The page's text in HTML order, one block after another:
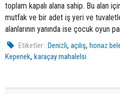
toplam kapalı alana sahip. Bu alan
mutfak ve bir adet iş yeri ve
alanlarının yanında ise çocuk oyun
Etiketler : Denizli,açılış,honaz
Kepenek, karaçay mahalelsi